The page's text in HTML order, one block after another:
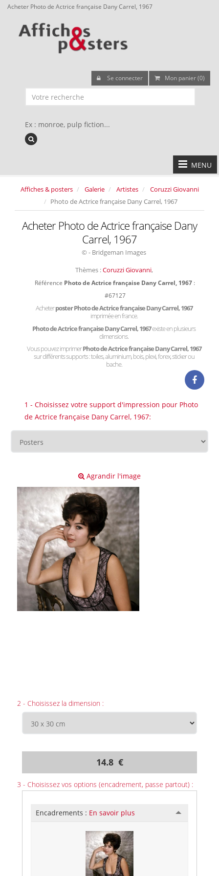
Acheter Photo de Actrice française Dany Carrel, 1967
Se connecter Mon panier (0)
Ex : monroe, pulp fiction...
MENU
Affiches & posters Galerie Artistes
Coruzzi Giovanni
Photo de Actrice française Dany Carrel, 1967
Acheter Photo de Actrice française Dany
Carrel, 1967
© - Bridgeman Images
Thèmes :Coruzzi Giovanni,
Référence Photo de Actrice française Dany Carrel, 1967 :
#67127
Acheterposter Photo de Actrice française Dany Carrel, 1967
imprimée en france.
Photo de Actrice française Dany Carrel, 1967existe en plusieurs
dimensions.
Vous pouvez imprimerPhoto de Actrice française Dany Carrel, 1967
sur différents supports : toiles, aluminium, bois, plexi, forex, sticker ou
bache.
1 - Choisissez votre support d'impression pour Photo
de Actrice française Dany Carrel, 1967:
Agrandir l'image
2 - Choisissez la dimension :
14.8 €
3 - Choisissez vos options (encadrement, passe partout) :
Encadrements : En savoir plus